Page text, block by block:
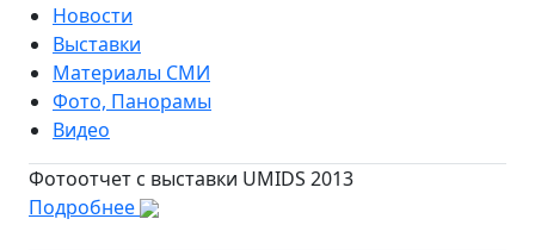
Новости
Выставки
Материалы СМИ
Фото, Панорамы
Видео
Фотоотчет с выставки UMIDS 2013
Подробнее